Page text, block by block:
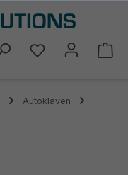
Du hast 0
Autoklaven